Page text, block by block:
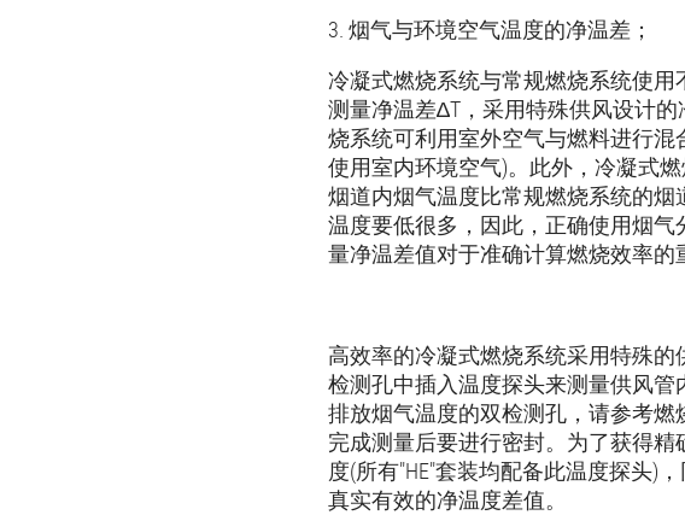
3. 烟气与环境空气温度的净温差；
冷凝式燃烧系统与常规燃烧系统使用
测量净温差∆T，采用特殊供风设计的
烧系统可利用室外空气与燃料进行混
使用室内环境空气)。此外，冷凝式
烟道内烟气温度比常规燃烧系统的烟
温度要低很多，因此，正确使用烟气
量净温差值对于准确计算燃烧效率的
高效率的冷凝式燃烧系统采用特殊
检测孔中插入温度探头来测量供风
排放烟气温度的双检测孔，请参考
完成测量后要进行密封。为了获得
度(所有"HE"套装均配备此温度探头)
真实有效的净温度差值。